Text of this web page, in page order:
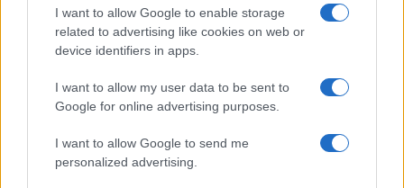
I want to allow Google to enable storage
related to advertising like cookies on web or
device identifiers in apps.
I want to allow my user data to be sent to
Google for online advertising purposes.
I want to allow Google to send me
personalized advertising.